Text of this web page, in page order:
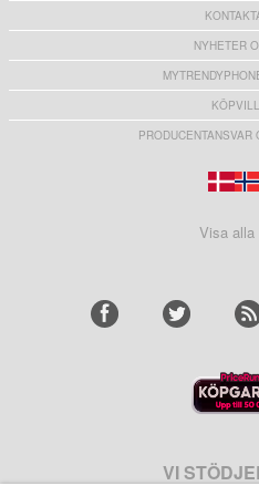
NYHETER
PRODUCENTANSVAR
Visa alla
VI